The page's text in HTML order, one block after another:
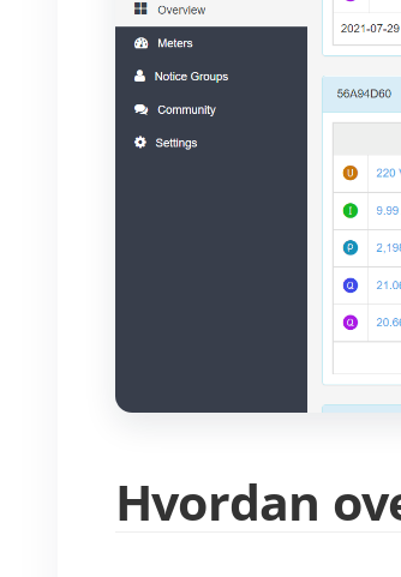
Hvordan